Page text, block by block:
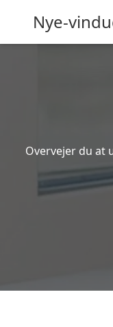
Nye-
Overvejer du at